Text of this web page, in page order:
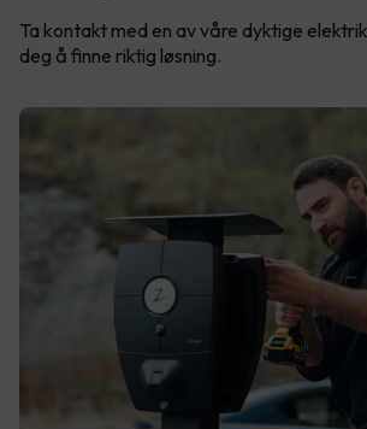
Ta kontakt med en av våre dyktige
deg å finne riktig løsning.